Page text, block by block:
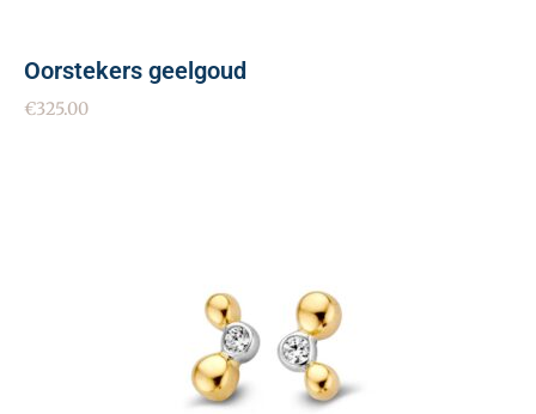
Oorstekers geelgoud
€325.00